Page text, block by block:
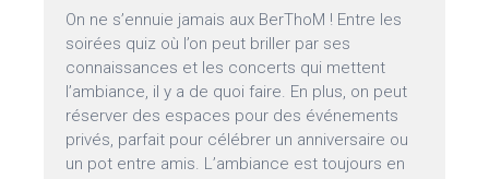
On ne s’ennuie jamais aux BerThoM ! Entre les
soirées quiz où l’on peut briller par ses
connaissances et les concerts qui mettent
l’ambiance, il y a de quoi faire. En plus, on peut
réserver des espaces pour des événements
privés, parfait pour célébrer un anniversaire ou
un pot entre amis. L’ambiance est toujours en